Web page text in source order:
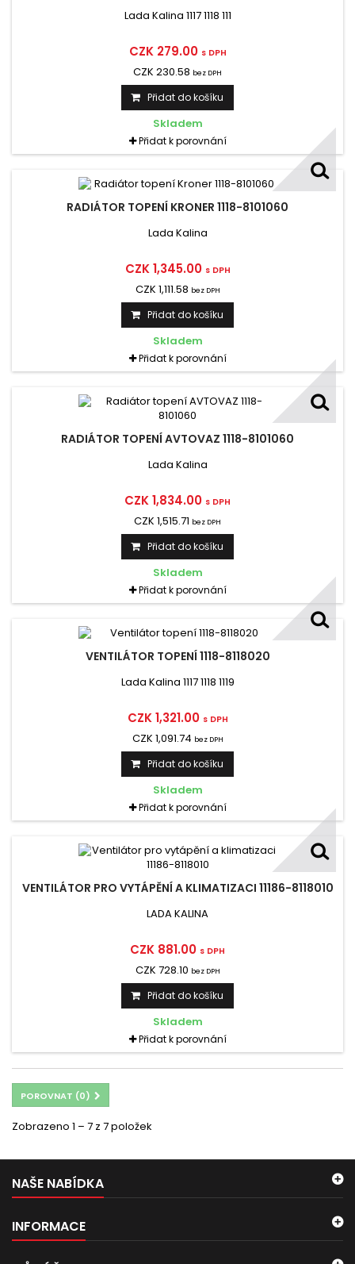
Lada Kalina 1117 1118 111
CZK 279.00 s DPH
CZK 230.58 bez DPH
Přidat do košíku
Skladem
Přidat k porovnání
RADIÁTOR TOPENÍ KRONER 1118-8101060
Lada Kalina
CZK 1,345.00 s DPH
CZK 1,111.58 bez DPH
Přidat do košíku
Skladem
Přidat k porovnání
RADIÁTOR TOPENÍ AVTOVAZ 1118-8101060
Lada Kalina
CZK 1,834.00 s DPH
CZK 1,515.71 bez DPH
Přidat do košíku
Skladem
Přidat k porovnání
VENTILÁTOR TOPENÍ 1118-8118020
Lada Kalina 1117 1118 1119
CZK 1,321.00 s DPH
CZK 1,091.74 bez DPH
Přidat do košíku
Skladem
Přidat k porovnání
VENTILÁTOR PRO VYTÁPĚNÍ A KLIMATIZACI 11186-8118010
LADA KALINA
CZK 881.00 s DPH
CZK 728.10 bez DPH
Přidat do košíku
Skladem
Přidat k porovnání
POROVNAT (0)
Zobrazeno 1 – 7 z 7 položek
NAŠE NABÍDKA
INFORMACE